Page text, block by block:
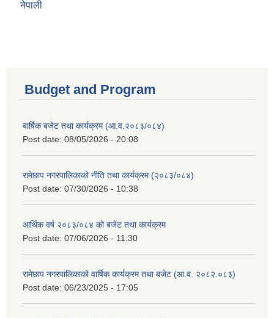
नेपाली
Budget and Program
बार्षिक बजेट तथा कार्यक्रम (आ.व.२०८३/०८४)
Post date: 08/05/2026 - 20:08
रामेछाप नगरपालिकाको नीति तथा कार्यक्रम (२०८३/०८४)
Post date: 07/30/2026 - 10:38
आर्थिक वर्ष २०८३/०८४ को बजेट तथा कार्यक्रम
Post date: 07/06/2026 - 11:30
रामेछाप नगरपालिकाको वार्षिक कार्यक्रम तथा बजेट (आ.व. २०८२.०८३)
Post date: 06/23/2025 - 17:05